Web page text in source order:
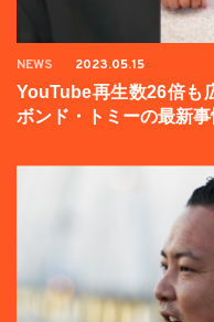
NEWS 2023.05.15
YouTube再生数26倍も
ボンド・トミーの最新事